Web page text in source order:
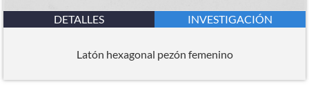
DETALLES INVESTIGACIÓN
Latón hexagonal pezón femenino